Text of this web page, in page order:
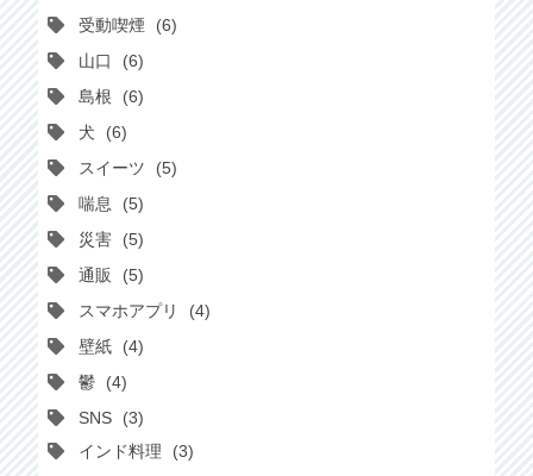
受動喫煙
6
山口
6
島根
6
犬
6
スイーツ
5
喘息
5
災害
5
通販
5
スマホアプリ
4
壁紙
4
鬱
4
SNS
3
インド料理
3